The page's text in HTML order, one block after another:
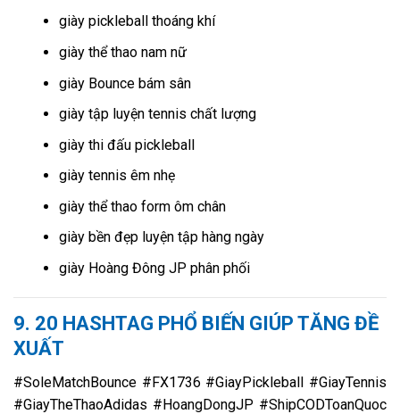
giày pickleball thoáng khí
giày thể thao nam nữ
giày Bounce bám sân
giày tập luyện tennis chất lượng
giày thi đấu pickleball
giày tennis êm nhẹ
giày thể thao form ôm chân
giày bền đẹp luyện tập hàng ngày
giày Hoàng Đông JP phân phối
9. 20 HASHTAG PHỔ BIẾN GIÚP TĂNG ĐỀ
XUẤT
#SoleMatchBounce #FX1736 #GiayPickleball #GiayTennis
#GiayTheThaoAdidas #HoangDongJP #ShipCODToanQuoc